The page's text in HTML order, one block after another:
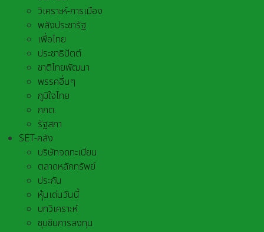
วิเคราะห์-การเมือง
พลังประชารัฐ
เพื่อไทย
ประชาธิปัตต์
ชาติไทยพัฒนา
พรรคอื่นๆ
ภูมิใจไทย
กกต.
รัฐสภา
SET-คลัง
บริษัทจดทะเบียน
ตลาดหลักทรัพย์
ประกัน
หุ้นเด่นวันนี้
บทวิเคราะห์
ซุบซิบการลงทุน